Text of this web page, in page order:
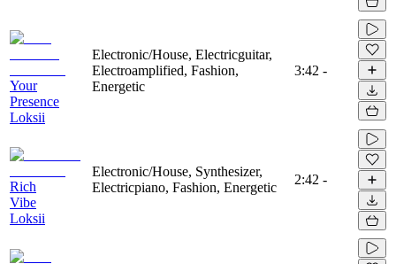
Your
Presence
Loksii
Electronic/House, Electricguitar,
Electroamplified, Fashion,
Energetic
3:42 -
Rich
Vibe
Loksii
Electronic/House, Synthesizer,
Electricpiano, Fashion, Energetic
2:42 -